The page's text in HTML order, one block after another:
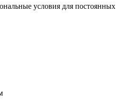
условия для постоянных